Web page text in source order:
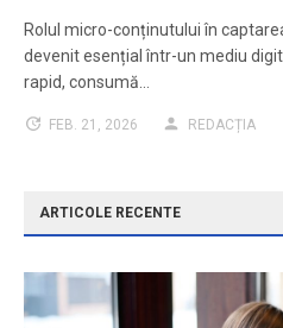
Rolul micro-conținutului în
devenit esențial într-un mediu
rapid, consumă…
FEB. 21, 2026 REDACȚIA
ARTICOLE RECENTE